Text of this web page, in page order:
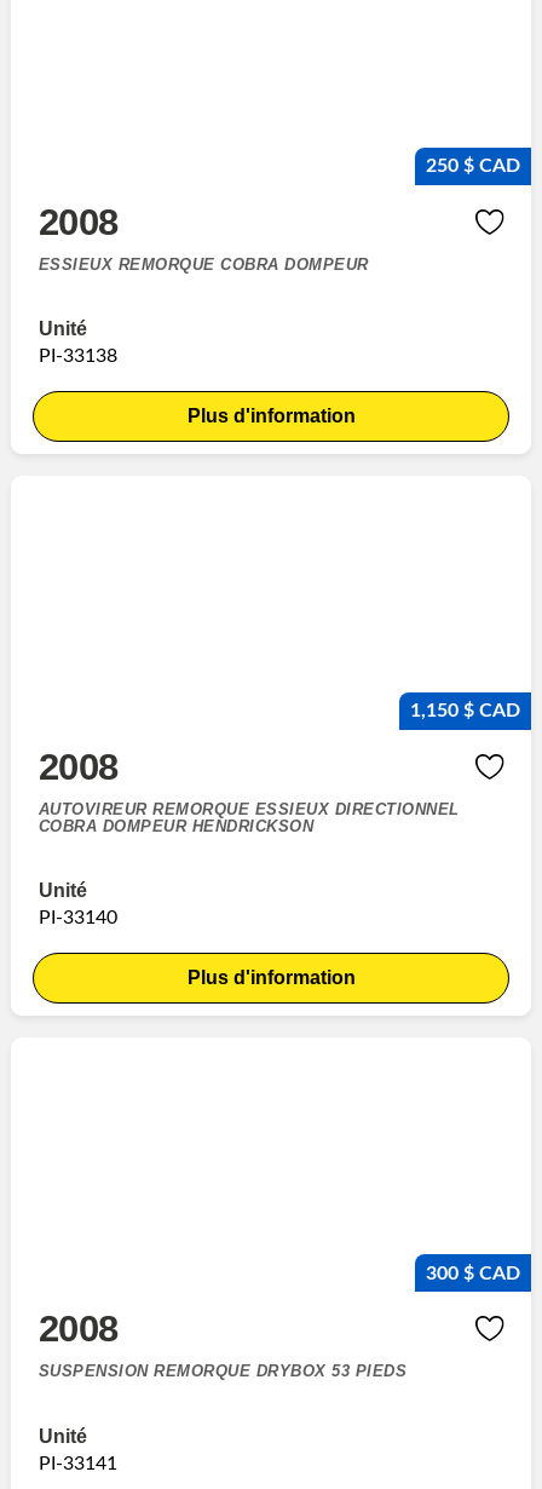
250 $ CAD
2008
ESSIEUX REMORQUE COBRA DOMPEUR
Unité
PI-33138
Plus d'information
1,150 $ CAD
2008
AUTOVIREUR REMORQUE ESSIEUX DIRECTIONNEL
COBRA DOMPEUR HENDRICKSON
Unité
PI-33140
Plus d'information
300 $ CAD
2008
SUSPENSION REMORQUE DRYBOX 53 PIEDS
Unité
PI-33141